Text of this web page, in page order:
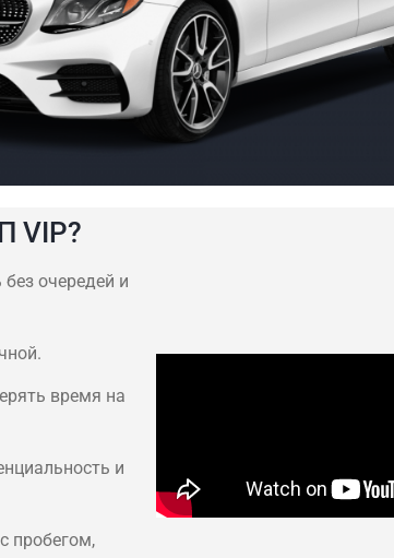
VIP?
очередей и
время на
и
пробегом,